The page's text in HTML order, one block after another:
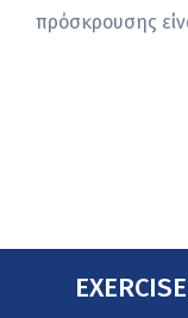
πρόσκρουσης